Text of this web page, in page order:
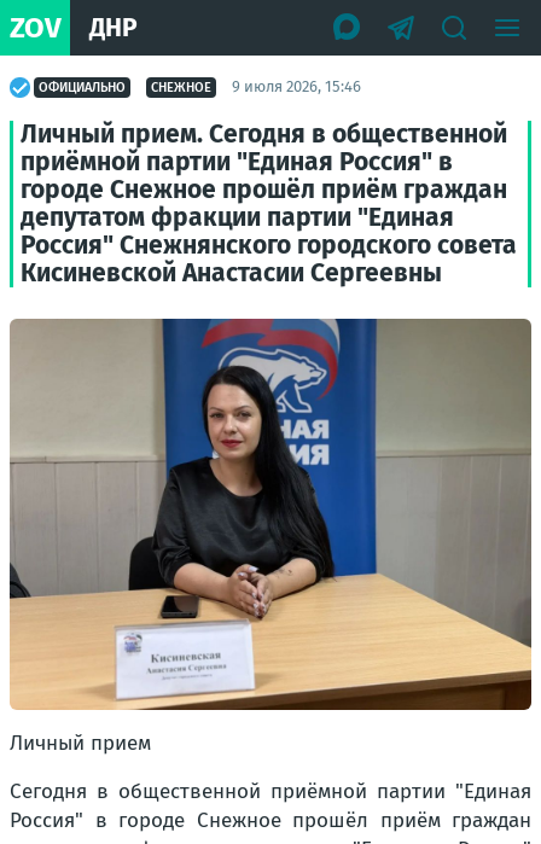
ZOV ДНР
ОФИЦИАЛЬНО СНЕЖНОЕ 9 июля 2026, 15:46
Личный прием. Сегодня в общественной
приёмной партии "Единая Россия" в
городе Снежное прошёл приём граждан
депутатом фракции партии "Единая
Россия" Снежнянского городского совета
Кисиневской Анастасии Сергеевны
Личный прием
Сегодня в общественной приёмной партии "Единая
Россия" в городе Снежное прошёл приём граждан